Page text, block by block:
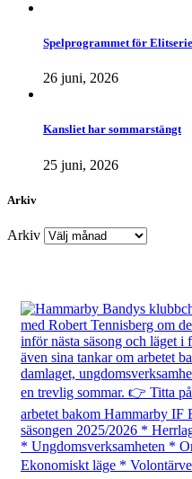
Spelprogrammet för
26 juni, 2026
Kansliet har sommarstängt
25 juni, 2026
Arkiv
Arkiv